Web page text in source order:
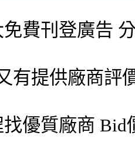
免費刊登廣告
有提供廠商評
找優質廠商 Bid